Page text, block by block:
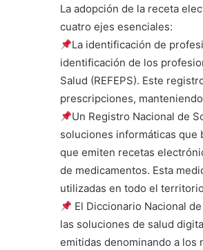
La adopción de la receta
cuatro ejes esenciales:
La identificación de
identificación de los
Salud (REFEPS). Este
prescripciones,
Un Registro Nacional de
soluciones informáticas que
que emiten recetas
de medicamentos. Esta
utilizadas en todo el
El Diccionario Nacional
las soluciones de salud
emitidas denominando a